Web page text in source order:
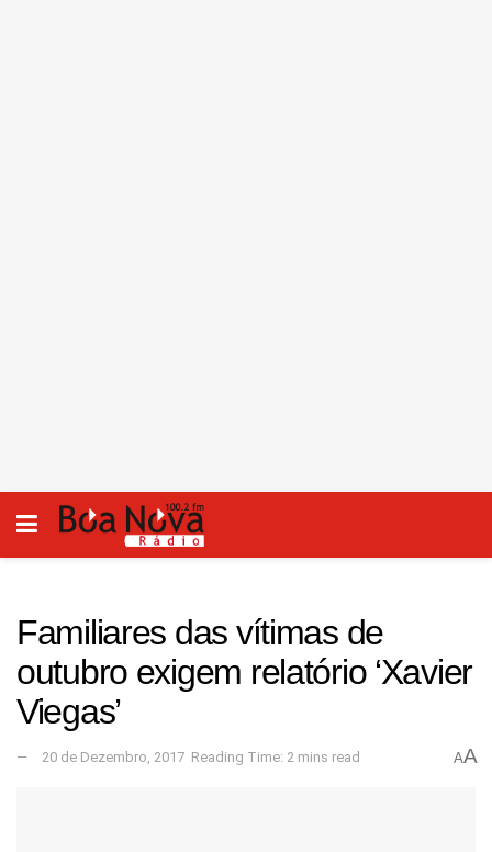
Familiares das vítimas de
outubro exigem relatório ‘Xavier
Viegas’
20 de Dezembro, 2017 Reading Time: 2 mins read AA